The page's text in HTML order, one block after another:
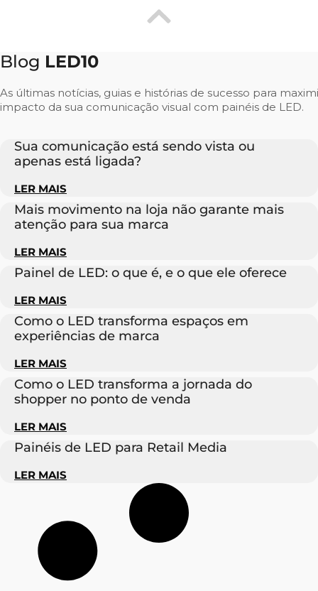
Blog LED10
As últimas notícias, guias e histórias de sucesso para
impacto da sua comunicação visual com painéis de LED.
Sua comunicação está sendo vista ou
apenas está ligada?
LER MAIS
Mais movimento na loja não garante mais
atenção para sua marca
LER MAIS
Painel de LED: o que é, e o que ele oferece
LER MAIS
Como o LED transforma espaços em
experiências de marca
LER MAIS
Como o LED transforma a jornada do
shopper no ponto de venda
LER MAIS
Painéis de LED para Retail Media
LER MAIS